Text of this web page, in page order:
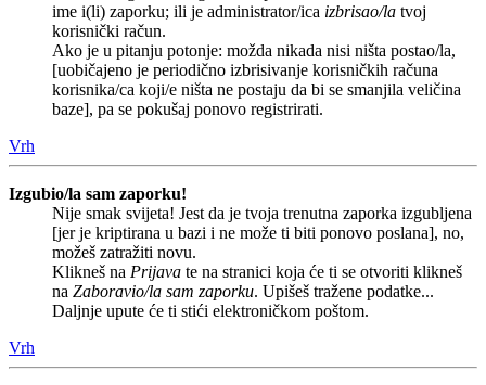
ime i(li) zaporku; ili je administrator/ica izbrisao/la tvoj
korisnički račun.
Ako je u pitanju potonje: možda nikada nisi ništa postao/la,
[uobičajeno je periodično izbrisivanje korisničkih računa
korisnika/ca koji/e ništa ne postaju da bi se smanjila veličina
baze], pa se pokušaj ponovo registrirati.
Vrh
Izgubio/la sam zaporku!
Nije smak svijeta! Jest da je tvoja trenutna zaporka izgubljena
[jer je kriptirana u bazi i ne može ti biti ponovo poslana], no,
možeš zatražiti novu.
Klikneš na Prijava te na stranici koja će ti se otvoriti klikneš
na Zaboravio/la sam zaporku. Upišeš tražene podatke...
Daljnje upute će ti stići elektroničkom poštom.
Vrh